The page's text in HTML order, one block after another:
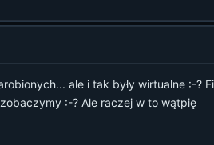
ale i tak były wirtualne :-?
:-? Ale raczej w to wątpię